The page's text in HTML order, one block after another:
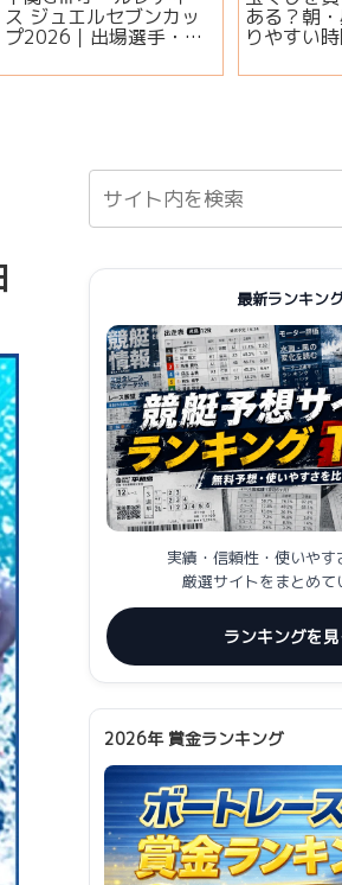
ス ジュエルセブンカッ
プ2026｜出場選手・注
報まとめ
ある？朝
りやすい
最新ランキン
実績・信頼性・使いやす
厳選サイトをまとめて
ランキングを
2026年 賞金ランキング